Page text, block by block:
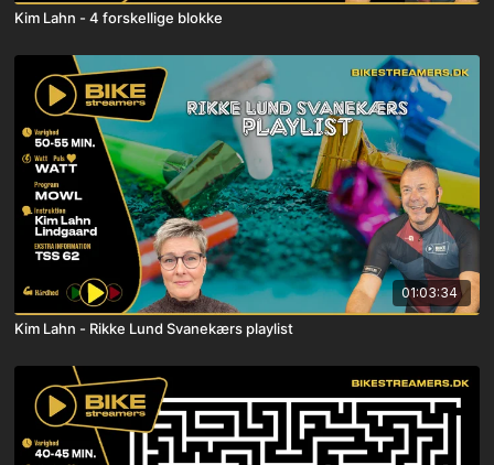
Kim Lahn - 4 forskellige blokke
01:03:34
Kim Lahn - Rikke Lund Svanekærs playlist